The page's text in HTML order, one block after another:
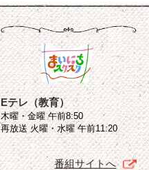
Eテレ（教育）
木曜・金曜 午前8:50
再放送 火曜・水曜 午前11:20
番組サイトへ